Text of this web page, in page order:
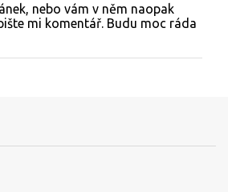
nebo vám v něm naopak
mi komentář. Budu moc ráda